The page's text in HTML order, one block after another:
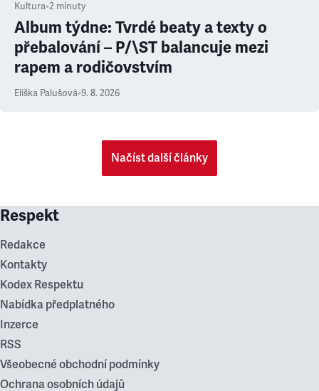
Kultura•2 minuty
Album týdne: Tvrdé beaty a texty o
přebalování – P/\ST balancuje mezi
rapem a rodičovstvím
Eliška Palušová•9. 8. 2026
Načíst další články
Respekt
Redakce
Kontakty
Kodex Respektu
Nabídka předplatného
Inzerce
RSS
Všeobecné obchodní podmínky
Ochrana osobních údajů